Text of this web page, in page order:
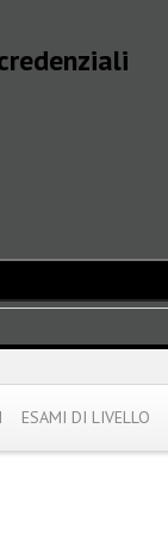
ESAMI DI LIVELLO